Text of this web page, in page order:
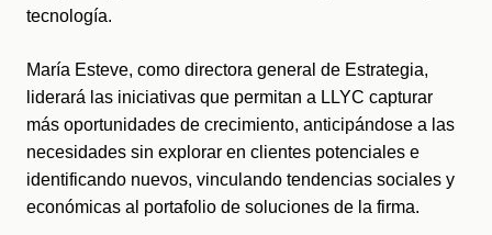
tecnología.
María Esteve, como directora general de Estrategia,
liderará las iniciativas que permitan a LLYC capturar
más oportunidades de crecimiento, anticipándose a las
necesidades sin explorar en clientes potenciales e
identificando nuevos, vinculando tendencias sociales y
económicas al portafolio de soluciones de la firma.